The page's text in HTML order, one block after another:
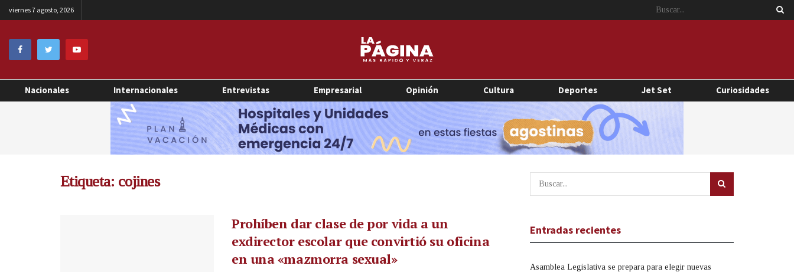
viernes 7 agosto, 2026
Nacionales Internacionales Entrevistas Empresarial Opinión Cultura Deportes Jet Set Curiosidades
Etiqueta: cojines
Prohíben dar clase de por vida a un
exdirector escolar que convirtió su oficina
en una «mazmorra sexual»
Entradas recientes
Asamblea Legislativa se prepara para elegir nuevas